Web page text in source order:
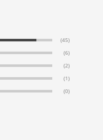
(45)
(6)
(2)
(1)
(0)